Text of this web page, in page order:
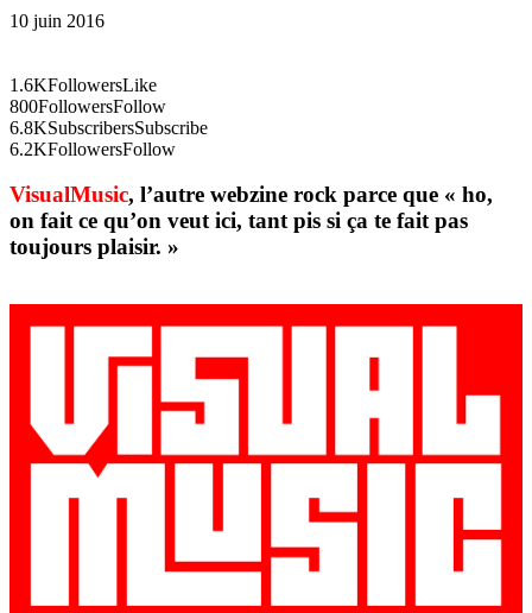
10 juin 2016
1.6KFollowersLike
800FollowersFollow
6.8KSubscribersSubscribe
6.2KFollowersFollow
VisualMusic, l’autre webzine rock parce que « ho,
on fait ce qu’on veut ici, tant pis si ça te fait pas
toujours plaisir. »